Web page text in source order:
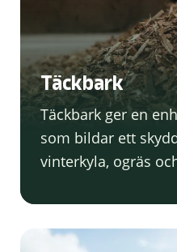
Täckbark
Täckbark ger en
som bildar ett
vinterkyla, ogräs